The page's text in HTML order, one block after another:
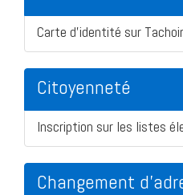
Carte d'identité sur
Citoyenneté
Inscription sur les listes
Changement